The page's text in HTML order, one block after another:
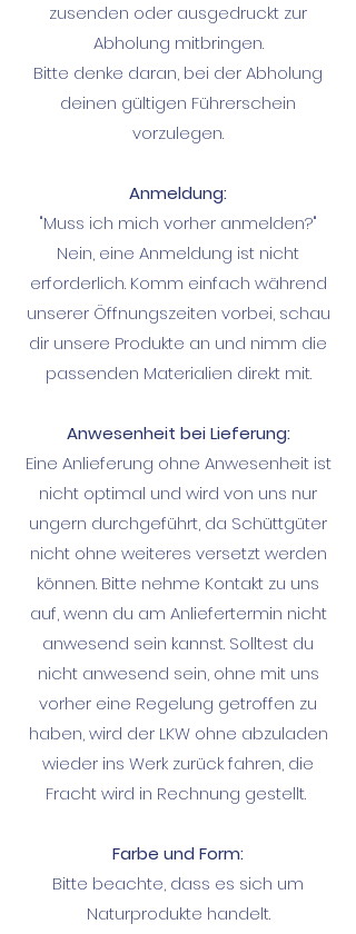
zusenden oder ausgedruckt zur
Abholung mitbringen.
Bitte denke daran, bei der Abholung
deinen gültigen Führerschein
vorzulegen.
Anmeldung:
"Muss ich mich vorher anmelden?"
Nein, eine Anmeldung ist nicht
erforderlich. Komm einfach während
unserer Öffnungszeiten vorbei, schau
dir unsere Produkte an und nimm die
passenden Materialien direkt mit.
Anwesenheit bei Lieferung:
Eine Anlieferung ohne Anwesenheit ist
nicht optimal und wird von uns nur
ungern durchgeführt, da Schüttgüter
nicht ohne weiteres versetzt werden
können. Bitte nehme Kontakt zu uns
auf, wenn du am Anliefertermin nicht
anwesend sein kannst. Solltest du
nicht anwesend sein, ohne mit uns
vorher eine Regelung getroffen zu
haben, wird der LKW ohne abzuladen
wieder ins Werk zurück fahren, die
Fracht wird in Rechnung gestellt.
Farbe und Form:
Bitte beachte, dass es sich um
Naturprodukte handelt.